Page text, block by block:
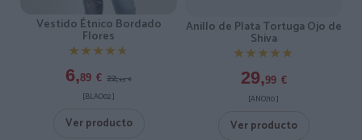
Vestido Étnico Bordado
Flores
★★★★★
★★★★★
6,89 € 22,95 €
[BLAO02 ]
Ver producto
Anillo de Plata Tortuga Ojo de
Shiva
★★★★★
★★★★★
29,99 €
[ANOJ10 ]
Ver producto